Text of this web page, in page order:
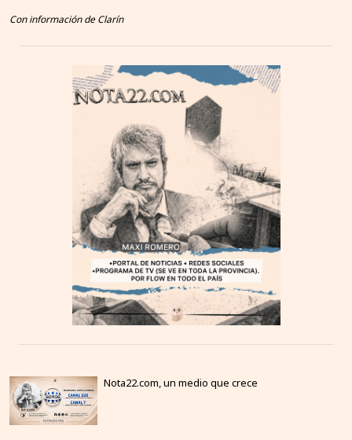
Con información de Clarín
Nota22.com, un medio que crece